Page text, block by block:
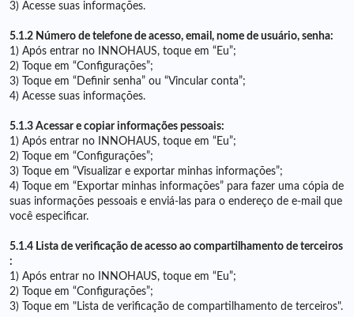
3) Acesse suas informações.
5.1.2 Número de telefone de acesso, email, nome de usuário, senha:
1) Após entrar no INNOHAUS, toque em “Eu”;
2) Toque em “Configurações”;
3) Toque em “Definir senha” ou “Vincular conta”;
4) Acesse suas informações.
5.1.3 Acessar e copiar informações pessoais:
1) Após entrar no INNOHAUS, toque em “Eu”;
2) Toque em “Configurações”;
3) Toque em “Visualizar e exportar minhas informações”;
4) Toque em “Exportar minhas informações” para fazer uma cópia de
suas informações pessoais e enviá-las para o endereço de e-mail que
você especificar.
5.1.4 Lista de verificação de acesso ao compartilhamento de terceiros
:
1) Após entrar no INNOHAUS, toque em “Eu”;
2) Toque em “Configurações”;
3) Toque em "Lista de verificação de compartilhamento de terceiros".